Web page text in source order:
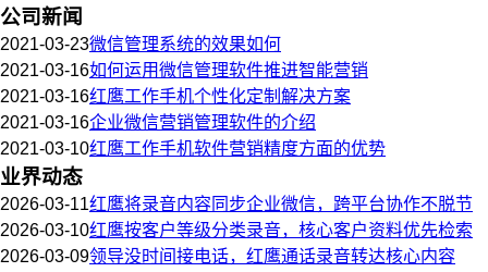
公司新闻
2021-03-23微信管理系统的效果如何
2021-03-16如何运用微信管理软件推进智能营销
2021-03-16红鹰工作手机个性化定制解决方案
2021-03-16企业微信营销管理软件的介绍
2021-03-10红鹰工作手机软件营销精度方面的优势
业界动态
2026-03-11红鹰将录音内容同步企业微信，跨平台协作不脱节
2026-03-10红鹰按客户等级分类录音，核心客户资料优先检索
2026-03-09领导没时间接电话，红鹰通话录音转达核心内容